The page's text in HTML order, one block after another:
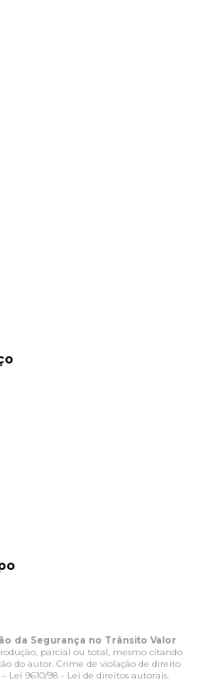
da Segurança no Trânsito Valor
parcial ou total, mesmo citando
do autor. Crime de violação de direito
Lei 9610/98 - Lei de direitos autorais.